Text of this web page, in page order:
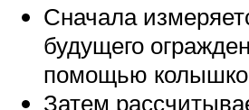
Сначала
будущего
помощью
Затем